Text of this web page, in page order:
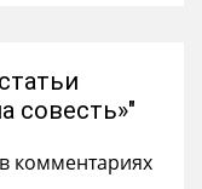
совесть»"
комментариях